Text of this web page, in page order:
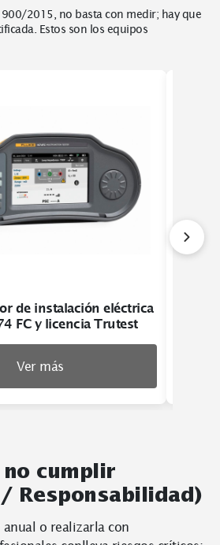
900/2015, no basta con medir; hay que
Estos son los equipos
de instalación eléctrica
FC y licencia Trutest
Ver más
no cumplir
Responsabilidad)
o realizarla con